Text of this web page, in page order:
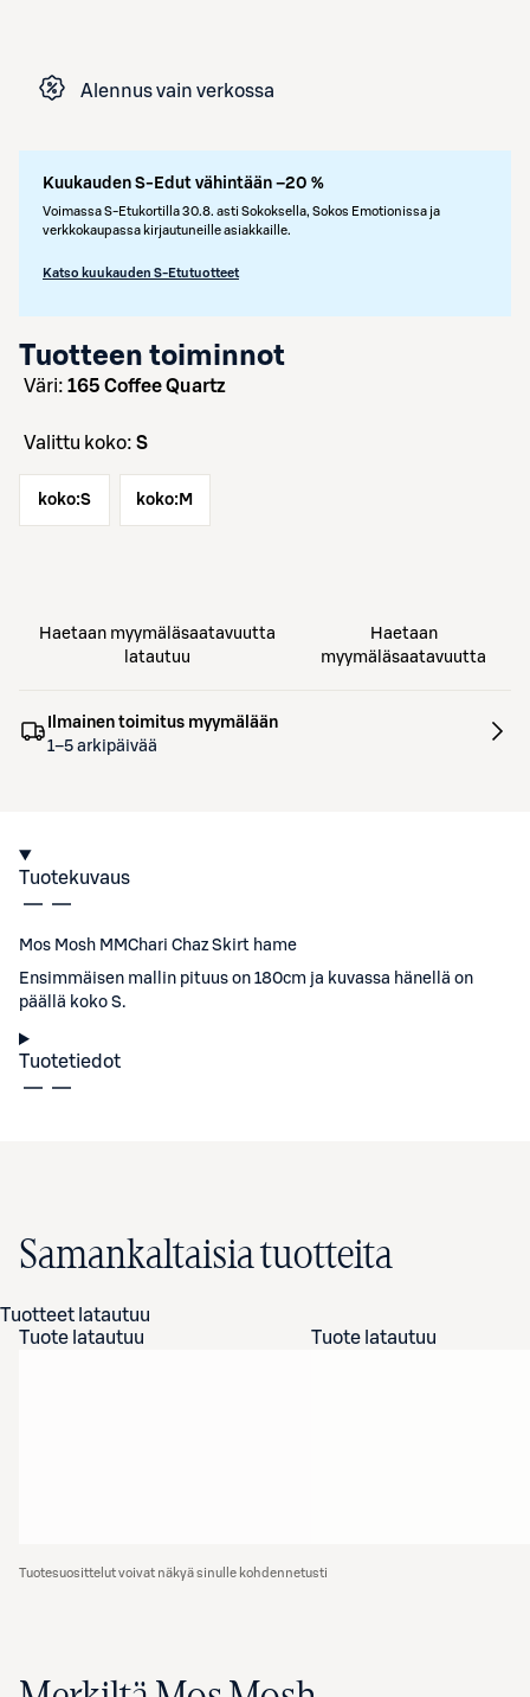
Alennus vain verkossa
Kuukauden S-Edut vähintään –20 %
Voimassa S-Etukortilla 30.8. asti Sokoksella, Sokos Emotionissa ja
verkkokaupassa kirjautuneille asiakkaille.
Katso kuukauden S-Etutuotteet
Tuotteen toiminnot
väri: 165 Coffee Quartz
Valittu koko: S
koko:S koko: M
Haetaan myymäläsaatavuutta
latautuu
Haetaan
myymäläsaatavuutta
Ilmainen toimitus myymälään
1–5 arkipäivää
Tuotekuvaus
Mos Mosh MMChari Chaz Skirt hame
Ensimmäisen mallin pituus on 180cm ja kuvassa hänellä on
päällä koko S.
Tuotetiedot
Samankaltaisia tuotteita
Tuotteet latautuu
Tuote latautuu
Tuote latautuu
Tuotesuosittelut voivat näkyä sinulle kohdennetusti